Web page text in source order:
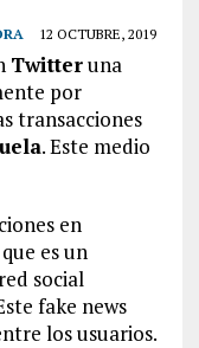
12 OCTUBRE, 2019
Twitteruna
por
transacciones
. Este medio
en
es un
social
fake news
los usuarios.